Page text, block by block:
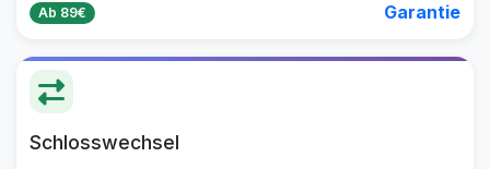
Ab 89€ Garantie
Schlosswechsel